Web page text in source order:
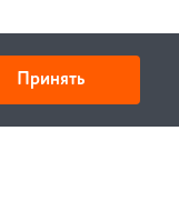
Принять